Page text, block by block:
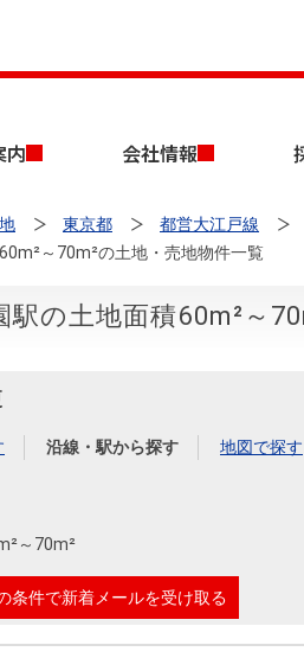
内 会社情報
組織図
東京都 都営大江戸線
～70m²の土地・売地物件一覧
駅の土地面積60m²～
沿線・駅から探す 地図で探す
～ 70m²
条件で新着メールを受け取る